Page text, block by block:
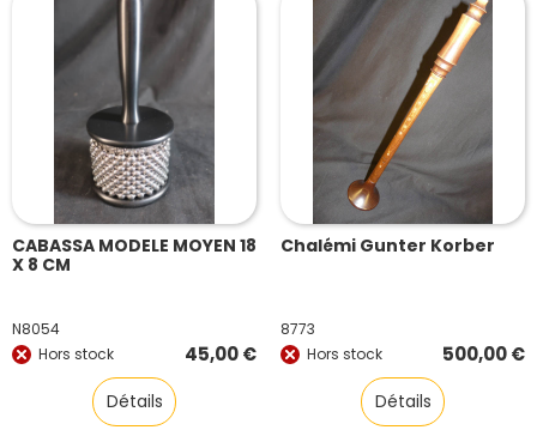
CABASSA MODELE MOYEN 18
X 8 CM
N8054
Hors stock
45,00€
Détails
Chalémi Gunter Korber
8773
Hors stock
500,00€
Détails